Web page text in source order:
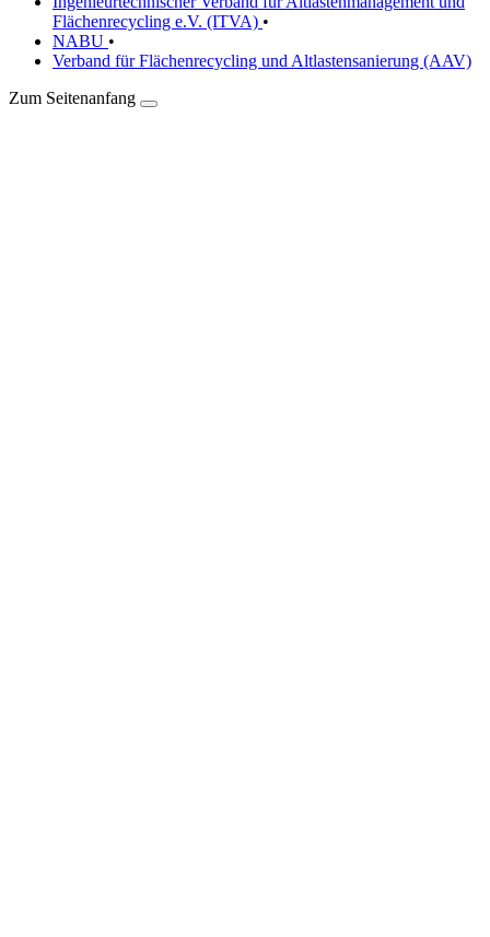
Flächenrecycling e.V. (ITVA) •
NABU •
Verband für Flächenrecycling und Altlastensanierung (AAV)
Zum Seitenanfang